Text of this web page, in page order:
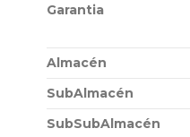
Garantia
Almacén
SubAlmacén
SubSubAlmacén